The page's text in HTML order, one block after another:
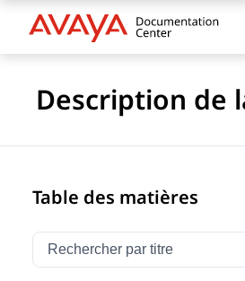
Description de
Table des matières
Filtrer la navigation par titre
Saisissez pour filtrer les